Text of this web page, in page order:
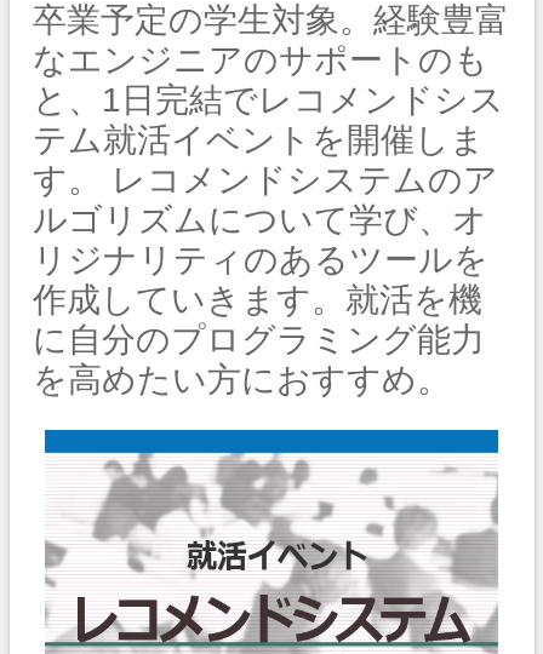
卒業予定の学生対象。経験豊富
なエンジニアのサポートのも
と、1日完結でレコメンドシス
テム就活イベントを開催しま
す。 レコメンドシステムのア
ルゴリズムについて学び、オ
リジナリティのあるツールを
作成していきます。就活を機
に自分のプログラミング能力
を高めたい方におすすめ。